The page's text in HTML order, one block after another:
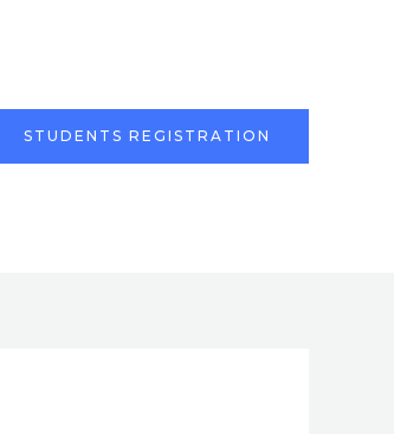
STUDENTS REGISTRATION